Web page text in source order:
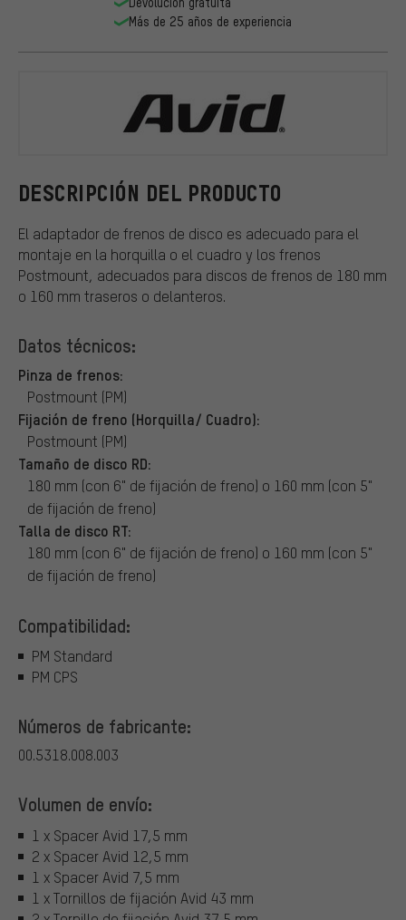
DESCRIPCIÓN DEL PRODUCTO
El adaptador de frenos de disco es adecuado para el
montaje en la horquilla o el cuadro y los frenos
Postmount, adecuados para discos de frenos de 180 mm
o 160 mm traseros o delanteros.
Datos técnicos:
Pinza de frenos:
Postmount (PM)
Fijación de freno (Horquilla/ Cuadro):
Postmount (PM)
Tamaño de disco RD:
180 mm (con 6" de fijación de freno) o 160 mm (con 5"
de fijación de freno)
Talla de disco RT:
180 mm (con 6" de fijación de freno) o 160 mm (con 5"
de fijación de freno)
Compatibilidad:
PM Standard
PM CPS
Números de fabricante:
00.5318.008.003
Volumen de envío:
1 x Spacer Avid 17,5 mm
2 x Spacer Avid 12,5 mm
1 x Spacer Avid 7,5 mm
1 x Tornillos de fijación Avid 43 mm
Más de 25 años de experiencia
Avid